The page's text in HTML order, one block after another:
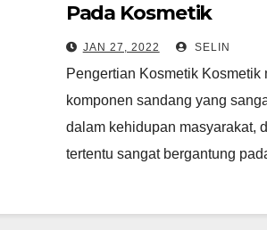
Pada Kosmetik
JAN 27, 2022 SELIN
Pengertian Kosmetik Kosmetik
komponen sandang yang
dalam kehidupan masyarakat,
tertentu sangat bergantung